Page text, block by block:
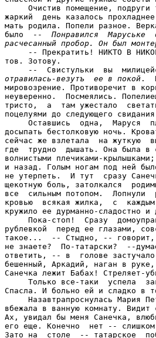
Очистив помещение, подруги
жаркий  день казалось
мать родила. Попели разное.
было  -- Понравился
расчесанный пробор. Он был
-- Прекратить! НИКТО В
тов. Зотову.
отравилась-везутъ  ее в покой .  Вы что  мне  такое  на выходные!  Буржуазное
мировозрение. Противоречит в корне сегодняшним дням,  --  сказала, но как-то
неуверенно.  Посмеялись. Попелиеще немного, поплакали  тоже. Подремали минут
тристо,  а  там ужестало  светать.  Умылись,  прибрались  и  распрощались  с
поцелуями до следующего свидания.
     Оставшись  одна,  Маруся  плотно  зашторила  окна и повалилсь с ног  --
досыпать бестолковую ночь. Кровать плыла; пол  проваливался. Маруся падала и
сейчас же взлетала  на жуткую  вышину, в самые заоблачные понебесья -- туда,